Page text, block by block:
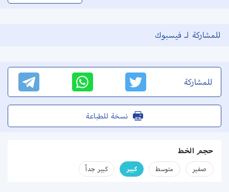
للمشاركة لـ فيسبوك
للمشاركة
نسخة للطباعة
حجم الخط
صفير متوسط كبير كبير جداً